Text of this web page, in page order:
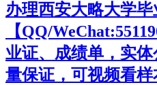
办理西安大略大学毕
【QQ/
业证、成绩单，实
量保证，可视频看